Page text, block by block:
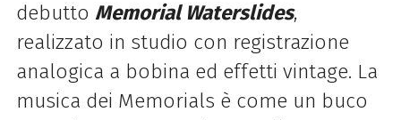
debutto Memorial Waterslides,
realizzato in studio con registrazione
analogica a bobina ed effetti vintage. La
musica dei Memorials è come un buco